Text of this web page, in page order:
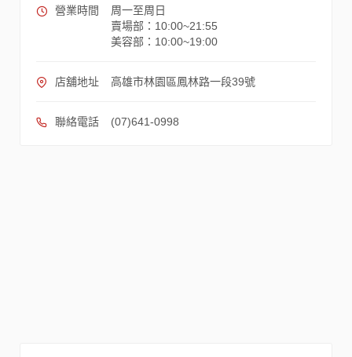
營業時間
周一至周日
賣場部：10:00~21:55
美容部：10:00~19:00
店舖地址 高雄市林園區鳳林路一段39號
聯絡電話 (07)641-0998